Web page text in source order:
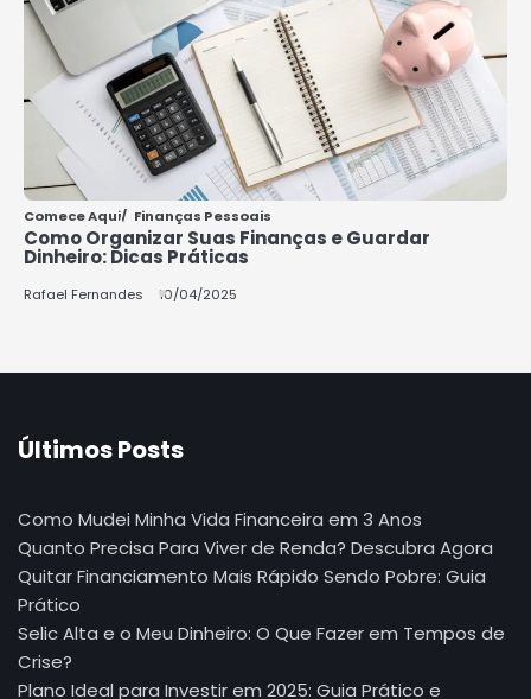
Comece Aqui Finanças Pessoais
Como Organizar Suas Finanças e Guardar
Dinheiro: Dicas Práticas
Rafael Fernandes 10/04/2025
Últimos Posts
Como Mudei Minha Vida Financeira em 3 Anos
Quanto Precisa Para Viver de Renda? Descubra Agora
Quitar Financiamento Mais Rápido Sendo Pobre: Guia
Prático
Selic Alta e o Meu Dinheiro: O Que Fazer em Tempos de
Crise?
Plano Ideal para Investir em 2025: Guia Prático e